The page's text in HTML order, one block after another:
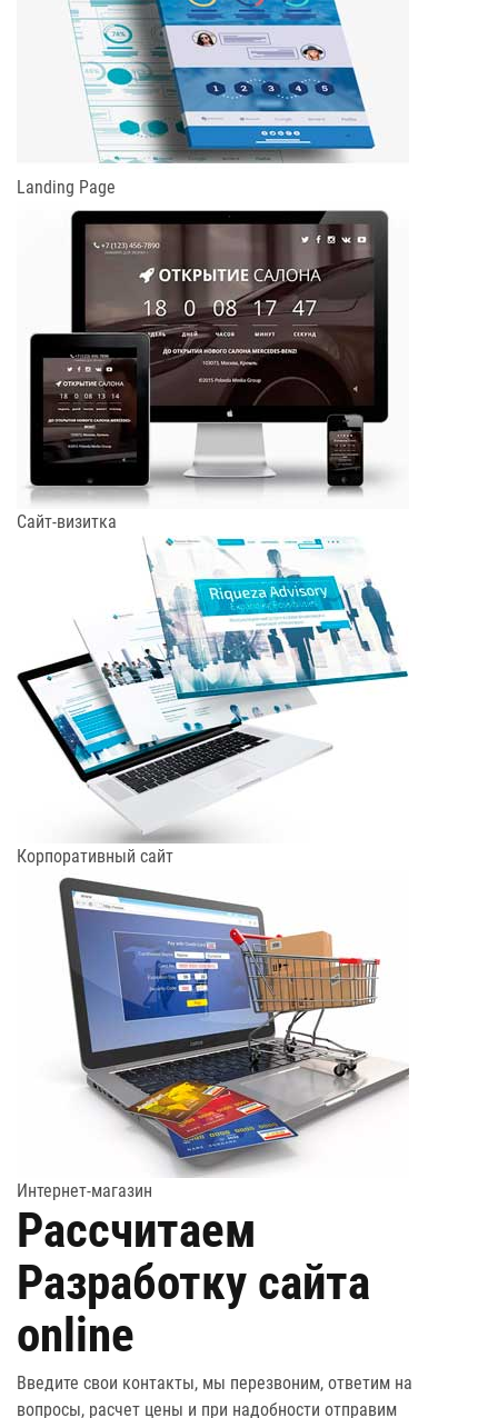
Landing Page
Сайт-визитка
Корпоративный сайт
Интернет-магазин
Рассчитаем
Разработку сайта
online
Введите свои контакты, мы перезвоним, ответим на
вопросы, расчет цены и при надобности отправим